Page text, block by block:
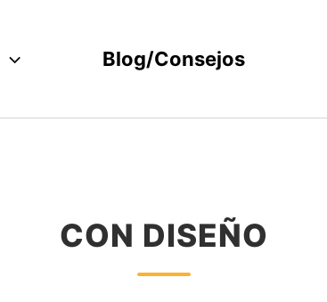
Blog/Consejos
CON DISEÑO